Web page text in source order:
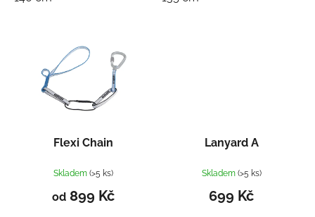
Flexi Chain
Skladem(>5 ks)
od 899 Kč
Lanyard A
Skladem (>5 ks)
699 Kč